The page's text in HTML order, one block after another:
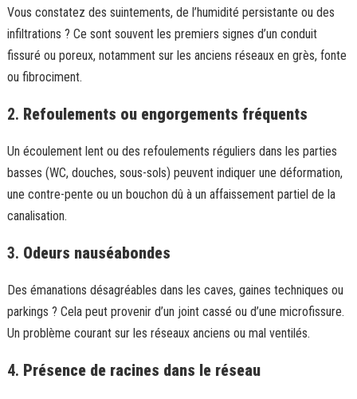
Vous constatez des suintements, de l’humidité persistante ou des
infiltrations ? Ce sont souvent les premiers signes d’un conduit
fissuré ou poreux, notamment sur les anciens réseaux en grès, fonte
ou fibrociment.
2. Refoulements ou engorgements fréquents
Un écoulement lent ou des refoulements réguliers dans les parties
basses (WC, douches, sous-sols) peuvent indiquer une déformation,
une contre-pente ou un bouchon dû à un affaissement partiel de la
canalisation.
3. Odeurs nauséabondes
Des émanations désagréables dans les caves, gaines techniques ou
parkings ? Cela peut provenir d’un joint cassé ou d’une microfissure.
Un problème courant sur les réseaux anciens ou mal ventilés.
4. Présence de racines dans le réseau